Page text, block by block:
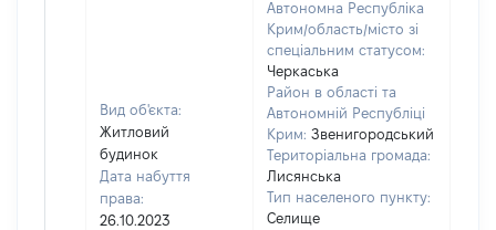
Вид об'єкта:
Житловий
будинок
Дата набуття
права:
26.10.2023
Автономна Республіка
Крим/область/місто зі
спеціальним статусом:
Черкаська
Район в області та
Автономній Республіці
Крим: Звенигородський
Територіальна громада:
Лисянська
Тип населеного пункту:
Селище